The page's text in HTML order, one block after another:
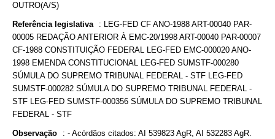
OUTRO(A/S)
Referência legislativa : LEG-FED CF ANO-1988 ART-00040 PAR-
00005 REDAÇÃO ANTERIOR À EMC-20/1998 ART-00040 PAR-00007
CF-1988 CONSTITUIÇÃO FEDERAL LEG-FED EMC-000020 ANO-
1998 EMENDA CONSTITUCIONAL LEG-FED SUMSTF-000280
SÚMULA DO SUPREMO TRIBUNAL FEDERAL - STF LEG-FED
SUMSTF-000282 SÚMULA DO SUPREMO TRIBUNAL FEDERAL -
STF LEG-FED SUMSTF-000356 SÚMULA DO SUPREMO TRIBUNAL
FEDERAL - STF
Observação : - Acórdãos citados: AI 539823 AgR, AI 532283 AgR.